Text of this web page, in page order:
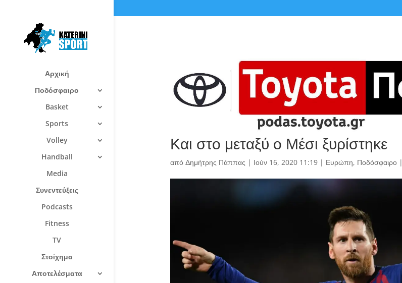
Αρχική
Ποδόσφαιρο
Basket
Sports
Volley
Handball
Media
Συνεντεύξεις
Podcasts
Fitness
TV
Στοίχημα
Αποτελέσματα
Και στο μεταξύ ο Μέσι ξυρίστηκε
από Δημήτρης Πάππας | Ιούν 16, 2020 11:19| Ευρώπη, Ποδόσφαιρο|